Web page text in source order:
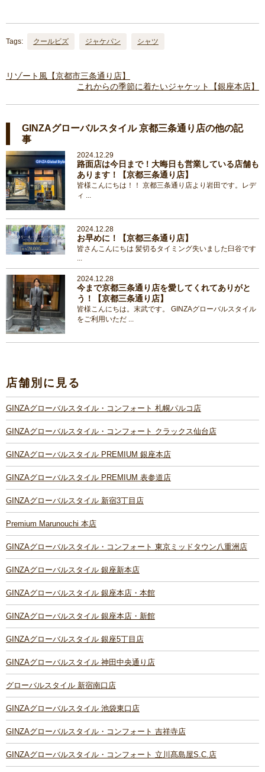
Tags: クールビズ ジャケパン シャツ
リゾート風【京都市三条通り店】
これからの季節に着たいジャケット【銀座本店】
GINZAグローバルスタイル 京都三条通り店の他の記
事
2024.12.29
路面店は今日まで！大晦日も営業している店舗も
あります！【京都三条通り店】
皆様こんにちは！！ 京都三条通り店より岩田です。レデ
ィ ...
2024.12.28
お早めに！【京都三条通り店】
皆さんこんにちは 髪切るタイミング失いました臼谷です
...
2024.12.28
今まで京都三条通り店を愛してくれてありがと
う！【京都三条通り店】
皆様こんにちは。末武です。 GINZAグローバルスタイル
をご利用いただ ...
店舗別に見る
GINZAグローバルスタイル・コンフォート 札幌パルコ店
GINZAグローバルスタイル・コンフォート クラックス仙台店
GINZAグローバルスタイル PREMIUM 銀座本店
GINZAグローバルスタイル PREMIUM 表参道店
GINZAグローバルスタイル 新宿3丁目店
Premium Marunouchi 本店
GINZAグローバルスタイル・コンフォート 東京ミッドタウン八重洲店
GINZAグローバルスタイル 銀座新本店
GINZAグローバルスタイル 銀座本店・本館
GINZAグローバルスタイル 銀座本店・新館
GINZAグローバルスタイル 銀座5丁目店
GINZAグローバルスタイル 神田中央通り店
グローバルスタイル 新宿南口店
GINZAグローバルスタイル 池袋東口店
GINZAグローバルスタイル・コンフォート 吉祥寺店
GINZAグローバルスタイル・コンフォート 立川髙島屋S.C.店